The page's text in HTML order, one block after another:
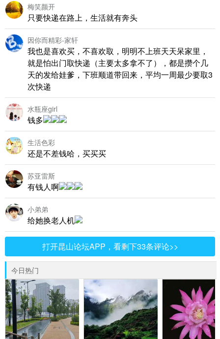
梅笑颜开
只要快递在路上，生活就有奔头
因你而精彩-家轩
我也是喜欢买，不喜欢取，明明不上班天天呆家里，
就是怕出门取快递（主要太多拿不了），都是攒个几
天的发给娃爹，下班顺道带回来，平均一周最少要取3
次快递
水瓶座girl
钱多
生活色彩
还是不差钱哈，买买买
苏亚雷斯
有钱人啊
小弟弟
给她换老人机
打开昆山论坛APP，看剩下33条评论>>
今日热门